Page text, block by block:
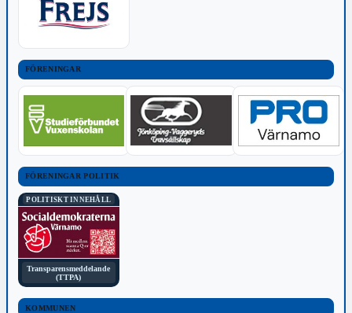
FÖRENINGAR
FÖRENINGAR POLITIK
POLITISKT INNEHÅLL
Transparensmeddelande
(TTPA)
KOMMUNEN